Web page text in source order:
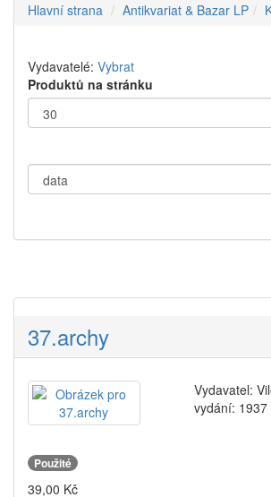
Hlavní strana Antikvariat & Bazar LP
Vydavatelé: Vybrat
Produktů na stránku
37.archy
Vydavatel:
vydání: 1937
Použité
39,00 Kč